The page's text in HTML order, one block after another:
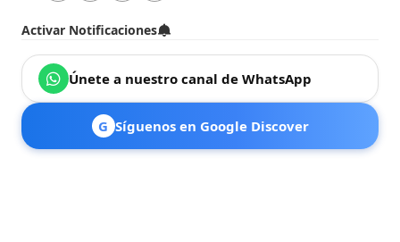
Activar Notificaciones
Únete a nuestro canal de WhatsApp
G Síguenos en Google Discover